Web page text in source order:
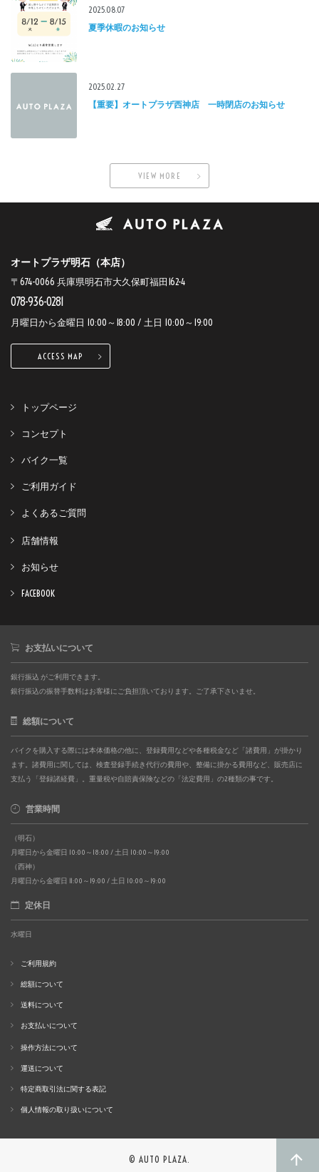
2025.08.07
夏季休暇のお知らせ
2025.02.27
【重要】オートプラザ西神店 一時閉店のお知らせ
VIEW MORE
オートプラザ明石（本店）
〒674-0066 兵庫県明石市大久保町福田162-4
078-936-0281
月曜日から金曜日 10:00～18:00 / 土日 10:00～19:00
ACCESS MAP
トップページ
コンセプト
バイク一覧
ご利用ガイド
よくあるご質問
店舗情報
お知らせ
FACEBOOK
お支払いについて
銀行振込 がご利用できます。
銀行振込の振替手数料はお客様にご負担頂いております。ご了承下さいませ。
総額について
バイクを購入する際には本体価格の他に、登録費用などや各種税金など「諸費用」が掛かり
ます。諸費用に関しては、検査登録手続き代行の費用や、整備に掛かる費用など、販売店に
支払う「登録諸経費」。重量税や自賠責保険などの「法定費用」の2種類の事です。
営業時間
（明石）
月曜日から金曜日 10:00～18:00 / 土日 10:00～19:00
（西神）
月曜日から金曜日 11:00～19:00 / 土日 10:00～19:00
定休日
水曜日
ご利用規約
総額について
送料について
お支払いについて
操作方法について
運送について
特定商取引法に関する表記
個人情報の取り扱いについて
© AUTO PLAZA.